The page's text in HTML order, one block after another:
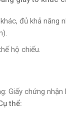
đủ khả năng
hộ chiếu.
Giấy chứng
thể: